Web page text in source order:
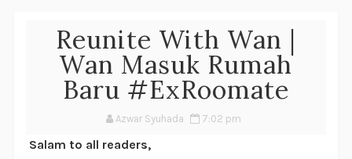
Reunite With Wan |
Wan Masuk Rumah
Baru #ExRoomate
Azwar Syuhada 7:02 pm
Salam to all readers,